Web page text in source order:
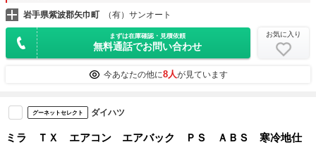
岩手県紫波郡矢巾町 （有）サンオート
まずは在庫確認・見積依頼
無料通話でお問い合わせ
お気に入り
今あなたの他に8人が見ています
グーネットセレクト ダイハツ
ミラ ＴＸ エアコン エアバック ＰＳ ＡＢＳ 寒冷地仕